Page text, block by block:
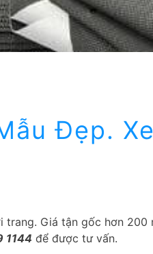
Đẹp.
Giá tận gốc hơn 200
1144 để được tư vấn.